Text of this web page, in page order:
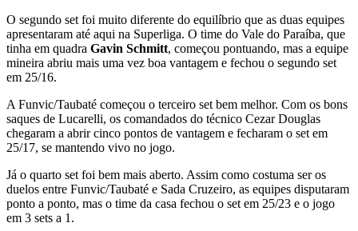
O segundo set foi muito diferente do equilíbrio que as duas equipes
apresentaram até aqui na Superliga. O time do Vale do Paraíba, que
tinha em quadra Gavin Schmitt, começou pontuando, mas a equipe
mineira abriu mais uma vez boa vantagem e fechou o segundo set
em 25/16.
A Funvic/Taubaté começou o terceiro set bem melhor. Com os bons
saques de Lucarelli, os comandados do técnico Cezar Douglas
chegaram a abrir cinco pontos de vantagem e fecharam o set em
25/17, se mantendo vivo no jogo.
Já o quarto set foi bem mais aberto. Assim como costuma ser os
duelos entre Funvic/Taubaté e Sada Cruzeiro, as equipes disputaram
ponto a ponto, mas o time da casa fechou o set em 25/23 e o jogo
em 3 sets a 1.